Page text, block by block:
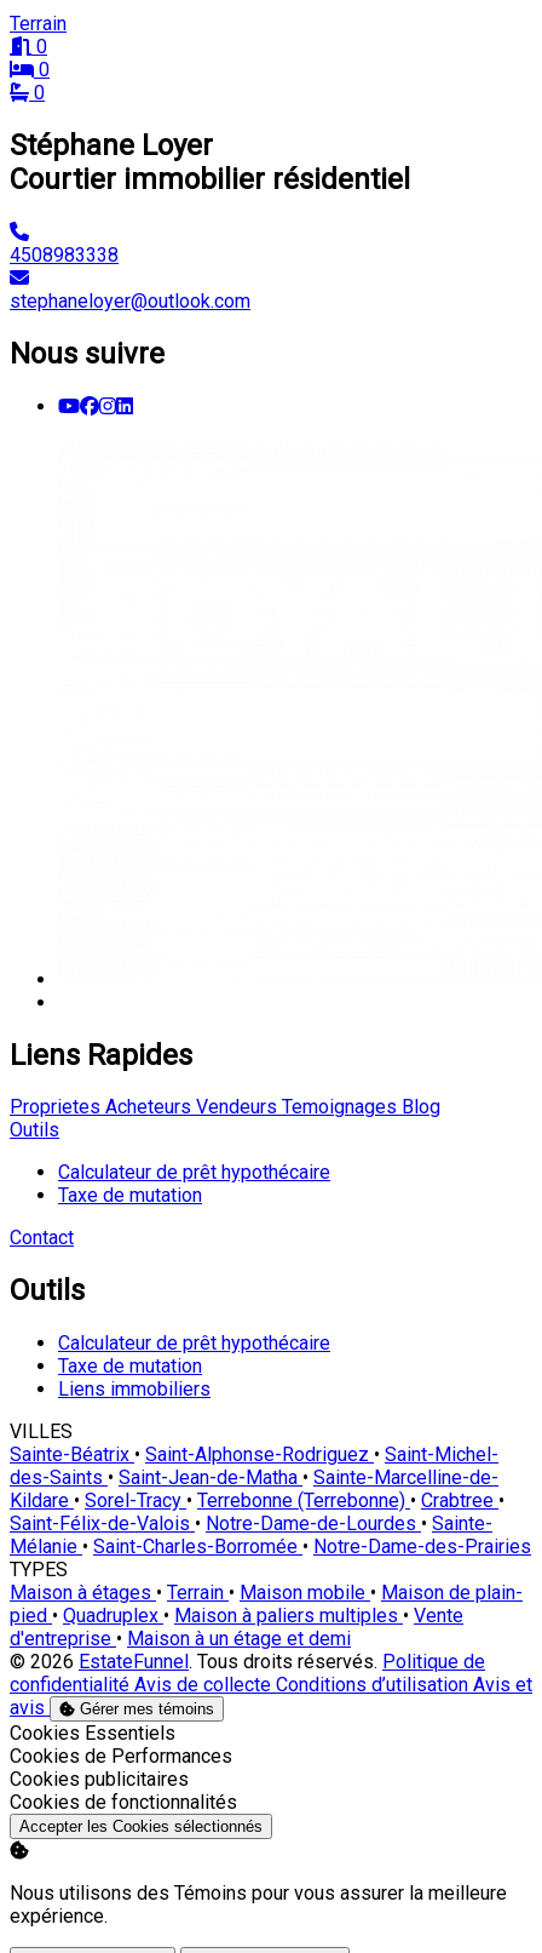
Terrain
0
0
0
Stéphane Loyer
Courtier immobilier résidentiel
4508983338
stephaneloyer@outlook.com
Nous suivre
Liens Rapides
Proprietes Acheteurs Vendeurs Temoignages Blog
Outils
Calculateur de prêt hypothécaire
Taxe de mutation
Contact
Outils
Calculateur de prêt hypothécaire
Taxe de mutation
Liens immobiliers
VILLES
Sainte-Béatrix • Saint-Alphonse-Rodriguez • Saint-Michel-
des-Saints • Saint-Jean-de-Matha • Sainte-Marcelline-de-
Kildare • Sorel-Tracy • Terrebonne (Terrebonne) • Crabtree •
Saint-Félix-de-Valois • Notre-Dame-de-Lourdes • Sainte-
Mélanie • Saint-Charles-Borromée • Notre-Dame-des-Prairies
TYPES
Maison à étages • Terrain • Maison mobile • Maison de plain-
pied • Quadruplex • Maison à paliers multiples • Vente
d'entreprise • Maison à un étage et demi
© 2026 EstateFunnel . Tous droits réservés. Politique de
confidentialité Avis de collecte Conditions d’utilisation Avis et
avis
Gérer mes témoins
Activer
Cookies Essentiels
Activer
Cookies de Performances
Activer
Cookies publicitaires
Activer
Cookies de fonctionnalités
Accepter les Cookies sélectionnés
Nous utilisons des Témoins pour vous assurer la meilleure
expérience.